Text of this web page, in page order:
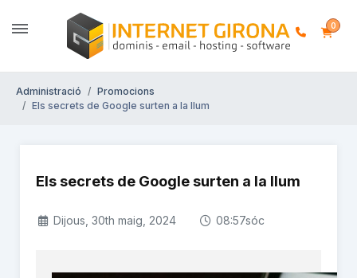
0
Administració
Promocions
Els secrets de Google surten a la llum
Els secrets de Google surten a la llum
Dijous, 30th maig, 2024 08:57sóc